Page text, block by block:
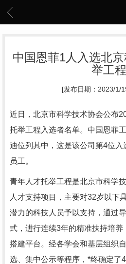
中国恩菲1人入选北
举工程
[发布日期：2023/1/
近日，北京市科学技术协会公布
托举工程入选者名单。中国恩菲
迪位列其中，这是该公司第4位入
员工。
青年人才托举工程是北京市科学
人才支持项目，主要对32岁以下
潜力的科技人员予以支持，通过
式，进行连续3年的精准扶持培养
搭建平台。经各学会和基层组织
选、集中公示等程序，*终确定了